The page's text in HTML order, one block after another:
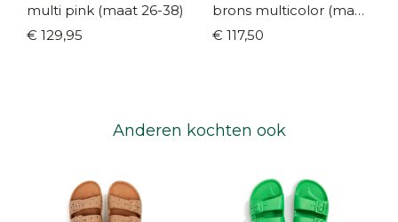
multi pink (maat 26-38)
€ 129,95
brons multicolor (maat
21-26)
€ 117,50
Anderen kochten ook